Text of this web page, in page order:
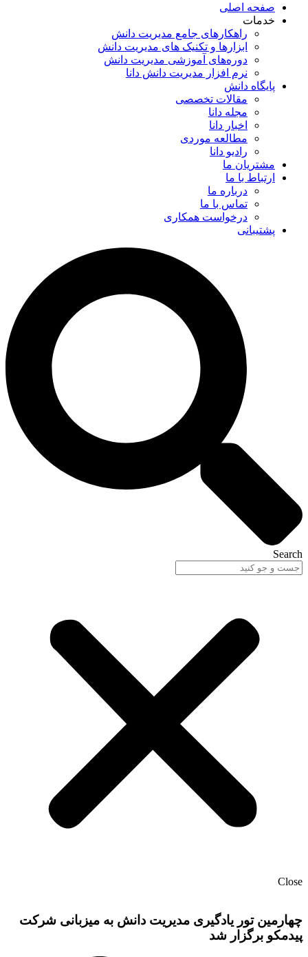
صفحه اصلی
خدمات
راهکارهای جامع مدیریت دانش
ابزارها و تکنیک‌ های مدیریت دانش
دوره‌های آموزشی مدیریت دانش
نرم افزار مدیریت دانش دانا
پایگاه دانش
مقالات تخصصی
مجله دانا
اخبار دانا
مطالعه موردی
رادیو دانا
مشتریان ما
ارتباط با ما
درباره ما
تماس با ما
درخواست همکاری
پشتیبانی
Search
Close
چهارمین تور یادگیری مدیریت دانش به میزبانی شرکت
پیدمکو برگزار شد